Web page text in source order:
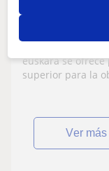
Doy clases
Primaria
EXAMENES
DONOSTIA Y
euskara se
superior para la
ver más